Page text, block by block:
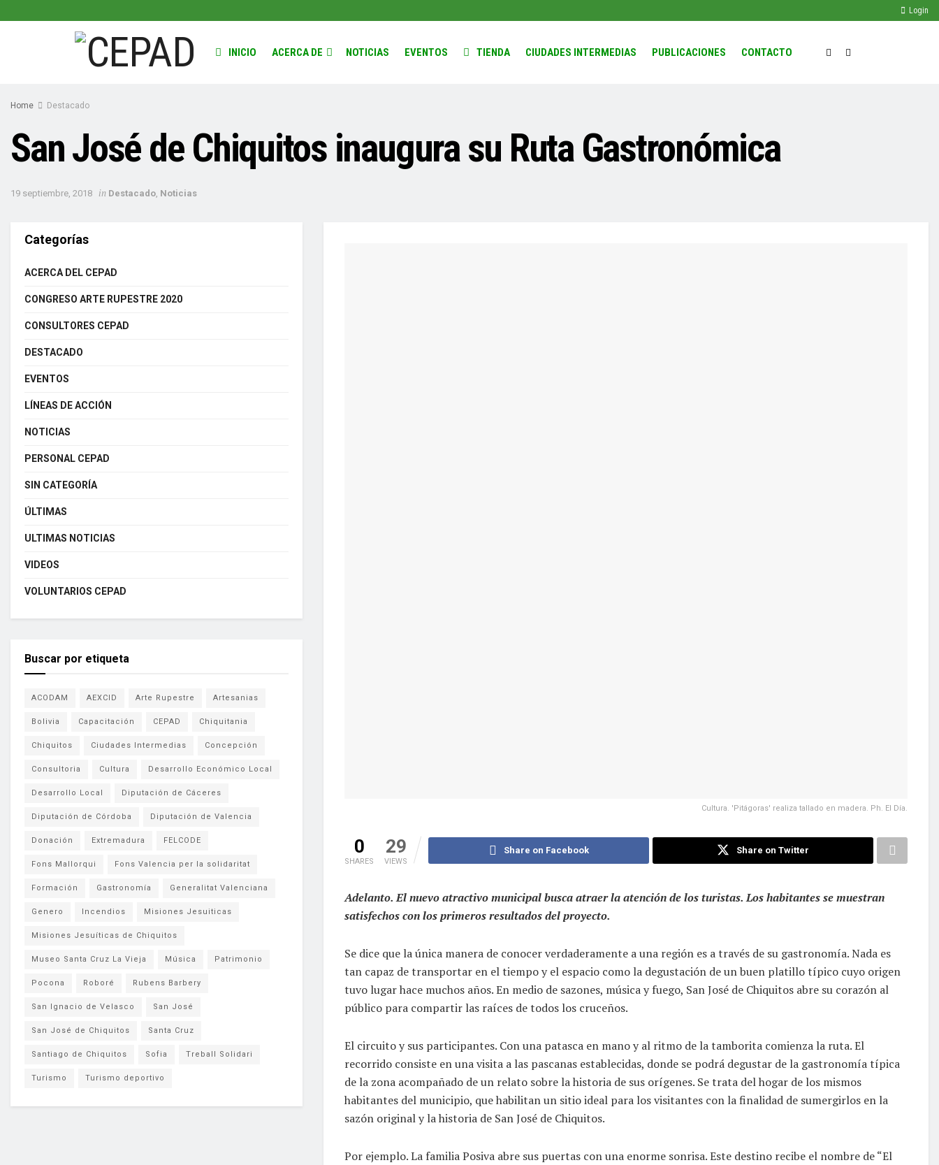
Login
INICIO ACERCA DE NOTICIAS EVENTOS TIENDA CIUDADES INTERMEDIAS PUBLICACIONES CONTACTO
Home Destacado
San José de Chiquitos inaugura su Ruta Gastronómica
19 septiembre, 2018 in Destacado, Noticias
Cultura. 'Pitágoras' realiza tallado en madera. Ph. El Día.
0
SHARES
29
VIEWS
Share on Facebook Share on Twitter
Adelanto. El nuevo atractivo municipal busca atraer la atención de los turistas. Los habitantes se muestran
satisfechos con los primeros resultados del proyecto.
Se dice que la única manera de conocer verdaderamente a una región es a través de su gastronomía. Nada es
tan capaz de transportar en el tiempo y el espacio como la degustación de un buen platillo típico cuyo origen
tuvo lugar hace muchos años. En medio de sazones, música y fuego, San José de Chiquitos abre su corazón al
público para compartir las raíces de todos los cruceños.
El circuito y sus participantes. Con una patasca en mano y al ritmo de la tamborita comienza la ruta. El
recorrido consiste en una visita a las pascanas establecidas, donde se podrá degustar de la gastronomía típica
de la zona acompañado de un relato sobre la historia de sus orígenes. Se trata del hogar de los mismos
habitantes del municipio, que habilitan un sitio ideal para los visitantes con la finalidad de sumergirlos en la
sazón original y la historia de San José de Chiquitos.
Por ejemplo. La familia Posiva abre sus puertas con una enorme sonrisa. Este destino recibe el nombre de “El
Categorías
ACERCA DEL CEPAD
CONGRESO ARTE RUPESTRE 2020
CONSULTORES CEPAD
DESTACADO
EVENTOS
LÍNEAS DE ACCIÓN
NOTICIAS
PERSONAL CEPAD
SIN CATEGORÍA
ÚLTIMAS
ULTIMAS NOTICIAS
VIDEOS
VOLUNTARIOS CEPAD
Buscar por etiqueta
ACODAM AEXCID Arte Rupestre Artesanias
Bolivia Capacitación CEPAD Chiquitania
Chiquitos Ciudades Intermedias Concepción
Consultoria Cultura Desarrollo Económico Local
Desarrollo Local Diputación de Cáceres
Diputación de Córdoba Diputación de Valencia
Donación Extremadura FELCODE
Fons Mallorqui Fons Valencia per la solidaritat
Formación Gastronomía Generalitat Valenciana
Genero Incendios Misiones Jesuiticas
Misiones Jesuíticas de Chiquitos
Museo Santa Cruz La Vieja Música Patrimonio
Pocona Roboré Rubens Barbery
San Ignacio de Velasco San José
San José de Chiquitos Santa Cruz
Santiago de Chiquitos Sofia Treball Solidari
Turismo Turismo deportivo